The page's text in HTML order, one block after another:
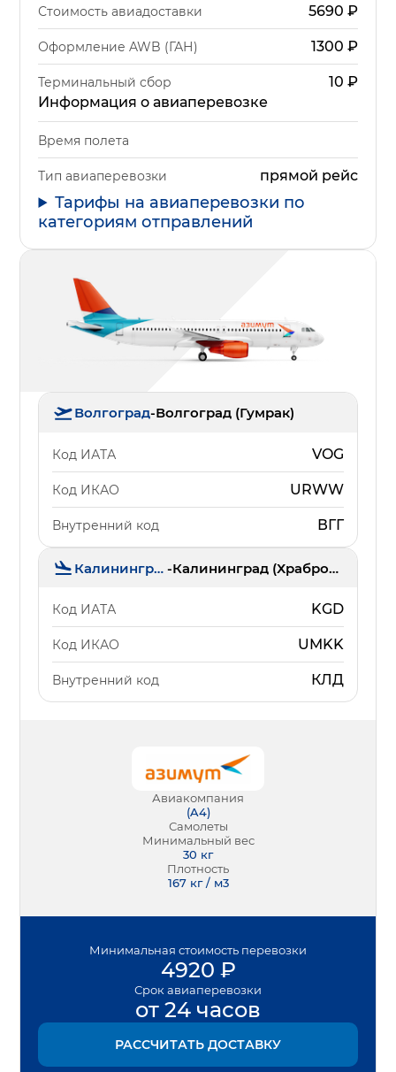
Стоимость авиадоставки 5690 ₽
Оформление AWB (ГАН) 1300 ₽
Терминальный сбор 10 ₽
Информация о авиаперевозке
Время полета
Тип авиаперевозки прямой рейс
Тарифы на авиаперевозки по
категориям отправлений
Волгоград-Волгоград (Гумрак)
Код ИАТА VOG
Код ИКАО URWW
Внутренний код ВГГ
Калининград - Калининград (Храброво)
Код ИАТА KGD
Код ИКАО UMKK
Внутренний код КЛД
Авиакомпания
(A4)
Самолеты
Минимальный вес
30 кг
Плотность
167 кг / м3
Минимальная стоимость перевозки
4920 ₽
Срок авиаперевозки
от 24 часов
РАССЧИТАТЬ ДОСТАВКУ